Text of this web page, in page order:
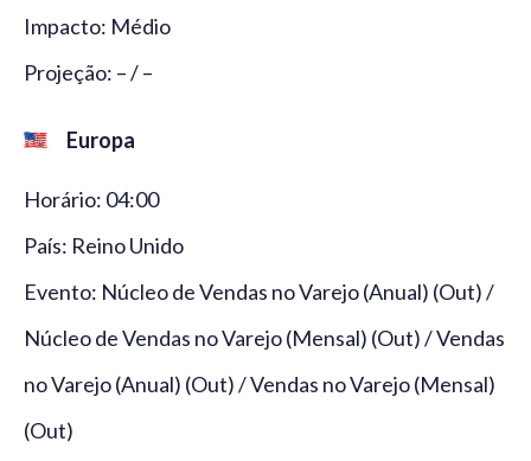
Impacto: Médio
Projeção: – / –
Europa
Horário: 04:00
País: Reino Unido
Evento: Núcleo de Vendas no Varejo (Anual) (Out) /
Núcleo de Vendas no Varejo (Mensal) (Out) / Vendas
no Varejo (Anual) (Out) / Vendas no Varejo (Mensal)
(Out)